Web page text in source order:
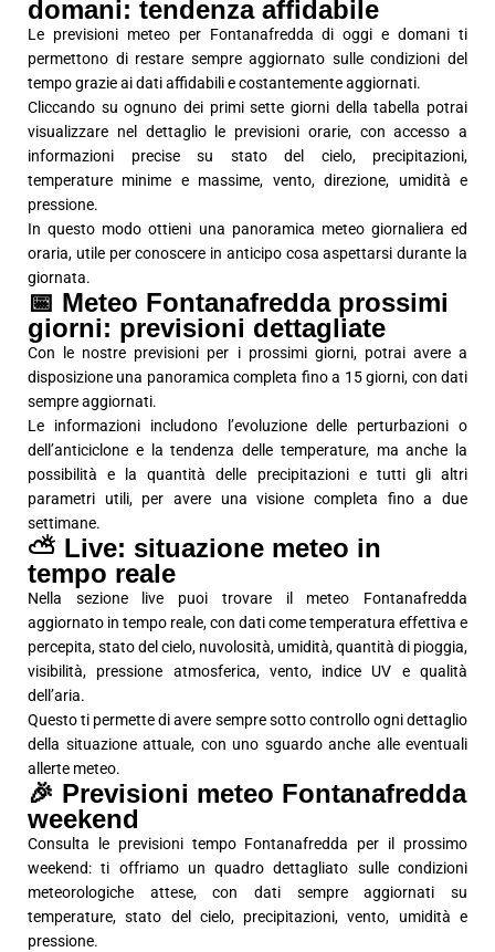
domani: tendenza affidabile
Le previsioni meteo per Fontanafredda di oggi e domani ti
permettono di restare sempre aggiornato sulle condizioni del
tempo grazie ai dati affidabili e costantemente aggiornati.
Cliccando su ognuno dei primi sette giorni della tabella potrai
visualizzare nel dettaglio le previsioni orarie, con accesso a
informazioni precise su stato del cielo, precipitazioni,
temperature minime e massime, vento, direzione, umidità e
pressione.
In questo modo ottieni una panoramica meteo giornaliera ed
oraria, utile per conoscere in anticipo cosa aspettarsi durante la
giornata.
📅 Meteo Fontanafredda prossimi
giorni: previsioni dettagliate
Con le nostre previsioni per i prossimi giorni, potrai avere a
disposizione una panoramica completa fino a 15 giorni, con dati
sempre aggiornati.
Le informazioni includono l’evoluzione delle perturbazioni o
dell’anticiclone e la tendenza delle temperature, ma anche la
possibilità e la quantità delle precipitazioni e tutti gli altri
parametri utili, per avere una visione completa fino a due
settimane.
⛅ Live: situazione meteo in
tempo reale
Nella sezione live puoi trovare il meteo Fontanafredda
aggiornato in tempo reale, con dati come temperatura effettiva e
percepita, stato del cielo, nuvolosità, umidità, quantità di pioggia,
visibilità, pressione atmosferica, vento, indice UV e qualità
dell’aria.
Questo ti permette di avere sempre sotto controllo ogni dettaglio
della situazione attuale, con uno sguardo anche alle eventuali
allerte meteo.
🎉 Previsioni meteo Fontanafredda
weekend
Consulta le previsioni tempo Fontanafredda per il prossimo
weekend: ti offriamo un quadro dettagliato sulle condizioni
meteorologiche attese, con dati sempre aggiornati su
temperature, stato del cielo, precipitazioni, vento, umidità e
pressione.